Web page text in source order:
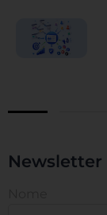
Newsletter